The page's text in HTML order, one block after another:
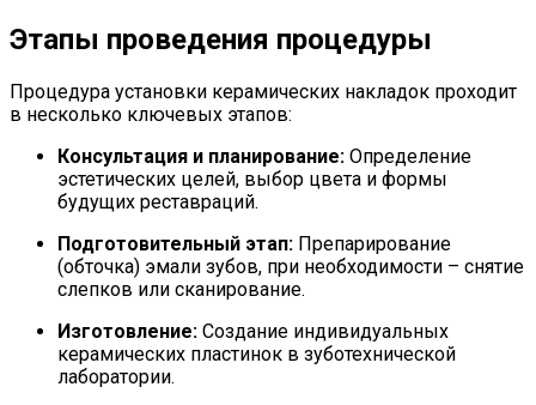
Этапы проведения процедуры
Процедура установки керамических накладок проходит
в несколько ключевых этапов:
Консультация и планирование: Определение
эстетических целей, выбор цвета и формы
будущих реставраций.
Подготовительный этап: Препарирование
(обточка) эмали зубов, при необходимости – снятие
слепков или сканирование.
Изготовление: Создание индивидуальных
керамических пластинок в зуботехнической
лаборатории.